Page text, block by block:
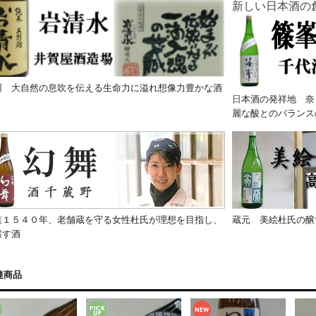
自然の息吹を伝える生命力に溢れ想像力豊かな酒
新しい日本酒の
日 本酒の発祥地 奈
麗な酸とのバラン
５４０年、老舗蔵を守る女性杜氏が理想を目指し、
す酒
蔵元 美絵杜氏の醸
商品